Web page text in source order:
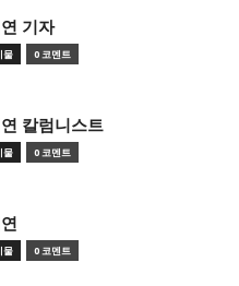
기자
물 0 코멘트
칼럼니스트
물 0 코멘트
물 0 코멘트